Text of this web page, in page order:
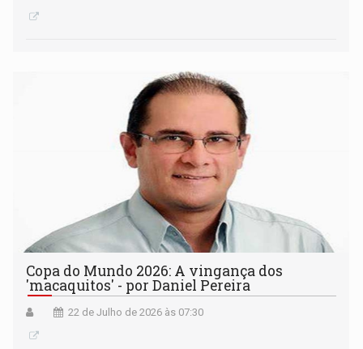
Copa do Mundo 2026: A vingança dos
'macaquitos' - por Daniel Pereira
22 de Julho de 2026 às 07:30